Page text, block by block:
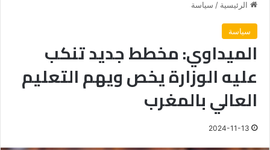
الرئيسية / سياسة
سياسة
الميداوي: مخطط جديد تنكب
عليه الوزارة يخص ويهم التعليم
العالي بالمغرب
2024-11-13